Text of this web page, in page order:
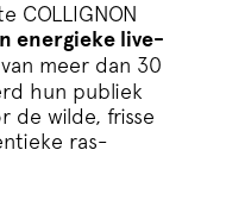
COLLIGNON
energieke live-
meer dan 30
hun publiek
de wilde, frisse
ras-